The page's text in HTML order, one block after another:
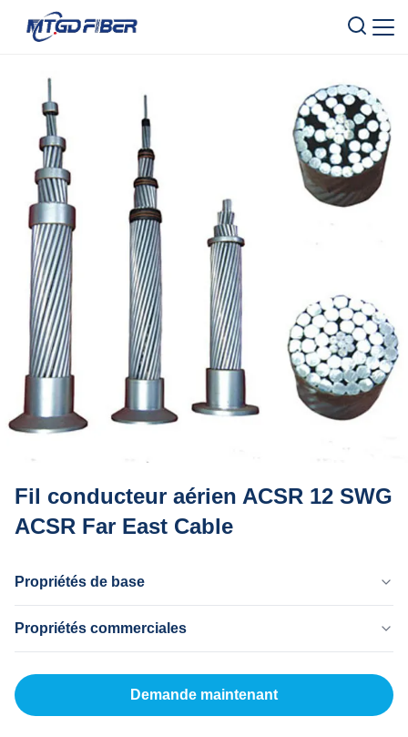
Fil conducteur aérien ACSR 12 SWG
ACSR Far East Cable
Propriétés de base
Dong Guan en Chine
MingTong
Certificat
Propriétés commerciales
20km
Prix Unitaire
Demande maintenant